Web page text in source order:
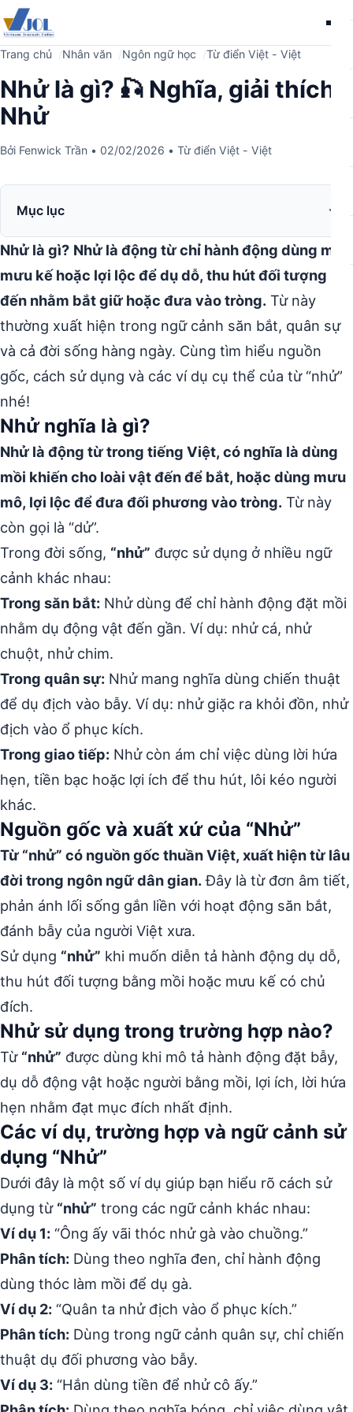
Trang chủ Nhân văn Ngôn ngữ học Từ điển Việt - Việt
Nhử là gì? 🎣 Nghĩa, giải thích
Nhử
Bởi Fenwick Trần • 02/02/2026 • Từ điển Việt - Việt
Mục lục
Nhử là gì? Nhử là động từ chỉ hành động dùng mồi,
mưu kế hoặc lợi lộc để dụ dỗ, thu hút đối tượng
đến nhằm bắt giữ hoặc đưa vào tròng. Từ này
thường xuất hiện trong ngữ cảnh săn bắt, quân sự
và cả đời sống hàng ngày. Cùng tìm hiểu nguồn
gốc, cách sử dụng và các ví dụ cụ thể của từ “nhử”
nhé!
Nhử nghĩa là gì?
Nhử là động từ trong tiếng Việt, có nghĩa là dùng
mồi khiến cho loài vật đến để bắt, hoặc dùng mưu
mô, lợi lộc để đưa đối phương vào tròng. Từ này
còn gọi là “dử”.
Trong đời sống, “nhử” được sử dụng ở nhiều ngữ
cảnh khác nhau:
Trong săn bắt: Nhử dùng để chỉ hành động đặt mồi
nhằm dụ động vật đến gần. Ví dụ: nhử cá, nhử
chuột, nhử chim.
Trong quân sự: Nhử mang nghĩa dùng chiến thuật
để dụ địch vào bẫy. Ví dụ: nhử giặc ra khỏi đồn, nhử
địch vào ổ phục kích.
Trong giao tiếp: Nhử còn ám chỉ việc dùng lời hứa
hẹn, tiền bạc hoặc lợi ích để thu hút, lôi kéo người
khác.
Nguồn gốc và xuất xứ của “Nhử”
Từ “nhử” có nguồn gốc thuần Việt, xuất hiện từ lâu
đời trong ngôn ngữ dân gian.Đây là từ đơn âm tiết,
phản ánh lối sống gắn liền với hoạt động săn bắt,
đánh bẫy của người Việt xưa.
Sử dụng “nhử” khi muốn diễn tả hành động dụ dỗ,
thu hút đối tượng bằng mồi hoặc mưu kế có chủ
đích.
Nhử sử dụng trong trường hợp nào?
Từ “nhử” được dùng khi mô tả hành động đặt bẫy,
dụ dỗ động vật hoặc người bằng mồi, lợi ích, lời hứa
hẹn nhằm đạt mục đích nhất định.
Các ví dụ, trường hợp và ngữ cảnh sử
dụng “Nhử”
Dưới đây là một số ví dụ giúp bạn hiểu rõ cách sử
dụng từ “nhử” trong các ngữ cảnh khác nhau:
Ví dụ 1: “Ông ấy vãi thóc nhử gà vào chuồng.”
Phân tích: Dùng theo nghĩa đen, chỉ hành động
dùng thóc làm mồi để dụ gà.
Ví dụ 2: “Quân ta nhử địch vào ổ phục kích.”
Phân tích: Dùng trong ngữ cảnh quân sự, chỉ chiến
thuật dụ đối phương vào bẫy.
Ví dụ 3: “Hắn dùng tiền để nhử cô ấy.”